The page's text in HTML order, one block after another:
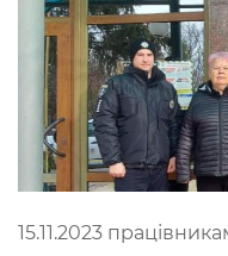
15.11.2023